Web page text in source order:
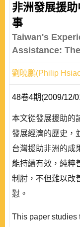
非洲發展援
事
Taiwan's
Assistance:
劉曉鵬(Philip
48卷4期(2009/12/
本文從發展援助的
發展經濟的歷史，
台灣援助非洲的成
能持續有效，純粹
制肘，不但難以改
懟。
This paper studies